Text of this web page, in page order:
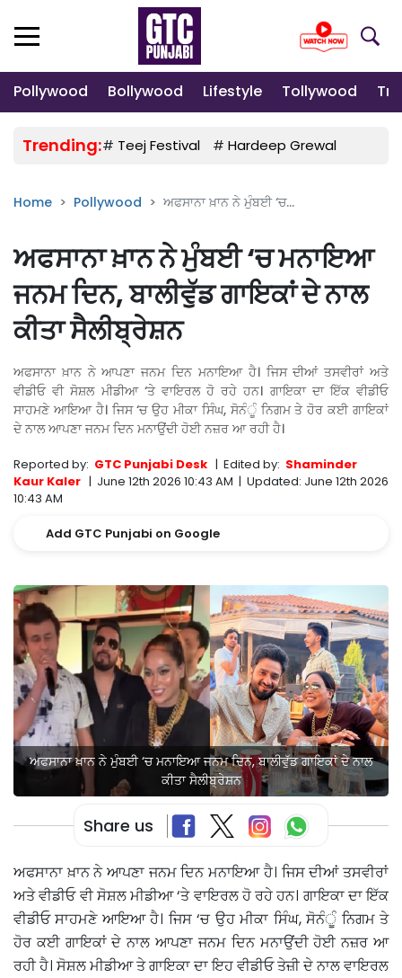
Pollywood Bollywood Lifestyle Tollywood
Trending:# Teej Festival # Hardeep Grewal
Home Pollywood ਅਫਸਾਨਾ ਖ਼ਾਨ ਨੇ ਮੁੰਬਈ ‘ਚ...
ਅਫਸਾਨਾ ਖ਼ਾਨ ਨੇ ਮੁੰਬਈ ‘ਚ ਮਨਾਇਆ
ਜਨਮ ਦਿਨ, ਬਾਲੀਵੁੱਡ ਗਾਇਕਾਂ ਦੇ ਨਾਲ
ਕੀਤਾ ਸੈਲੀਬ੍ਰੇਸ਼ਨ
ਅਫਸਾਨਾ ਖ਼ਾਨ ਨੇ ਆਪਣਾ ਜਨਮ ਦਿਨ ਮਨਾਇਆ ਹੈ। ਜਿਸ ਦੀਆਂ ਤਸਵੀਰਾਂ ਅਤੇ
ਵੀਡੀਓ ਵੀ ਸੋਸ਼ਲ ਮੀਡੀਆ ‘ਤੇ ਵਾਇਰਲ ਹੋ ਰਹੇ ਹਨ। ਗਾਇਕਾ ਦਾ ਇੱਕ ਵੀਡੀਓ
ਸਾਹਮਣੇ ਆਇਆ ਹੈ। ਜਿਸ ‘ਚ ਉਹ ਮੀਕਾ ਸਿੰਘ, ਸੋਨੰੂੰ ਨਿਗਮ ਤੇ ਹੋਰ ਕਈ ਗਾਇਕਾਂ
ਦੇ ਨਾਲ ਆਪਣਾ ਜਨਮ ਦਿਨ ਮਨਾਉਂਦੀ ਹੋਈ ਨਜ਼ਰ ਆ ਰਹੀ ਹੈ।
Reported by: GTC Punjabi Desk | Edited by: Shaminder
Kaur Kaler | June 12th 2026 10:43 AM | Updated: June 12th 2026
10:43 AM
Add GTC Punjabi on Google
ਅਫਸਾਨਾ ਖ਼ਾਨ ਨੇ ਮੁੰਬਈ ‘ਚ ਮਨਾਇਆ ਜਨਮ ਦਿਨ, ਬਾਲੀਵੁੱਡ ਗਾਇਕਾਂ ਦੇ ਨਾਲ
ਕੀਤਾ ਸੈਲੀਬ੍ਰੇਸ਼ਨ
Share us
ਅਫਸਾਨਾ ਖ਼ਾਨ ਨੇ ਆਪਣਾ ਜਨਮ ਦਿਨ ਮਨਾਇਆ ਹੈ। ਜਿਸ ਦੀਆਂ ਤਸਵੀਰਾਂ
ਅਤੇ ਵੀਡੀਓ ਵੀ ਸੋਸ਼ਲ ਮੀਡੀਆ ‘ਤੇ ਵਾਇਰਲ ਹੋ ਰਹੇ ਹਨ। ਗਾਇਕਾ ਦਾ ਇੱਕ
ਵੀਡੀਓ ਸਾਹਮਣੇ ਆਇਆ ਹੈ। ਜਿਸ ‘ਚ ਉਹ ਮੀਕਾ ਸਿੰਘ, ਸੋਨੰੂੰ ਨਿਗਮ ਤੇ
ਹੋਰ ਕਈ ਗਾਇਕਾਂ ਦੇ ਨਾਲ ਆਪਣਾ ਜਨਮ ਦਿਨ ਮਨਾਉਂਦੀ ਹੋਈ ਨਜ਼ਰ ਆ
ਰਹੀ ਹੈ। ਸੋਸ਼ਲ ਮੀਡੀਆ ਤੇ ਗਾਇਕਾ ਦਾ ਇਹ ਵੀਡੀਓ ਤੇਜ਼ੀ ਦੇ ਨਾਲ ਵਾਇਰਲ